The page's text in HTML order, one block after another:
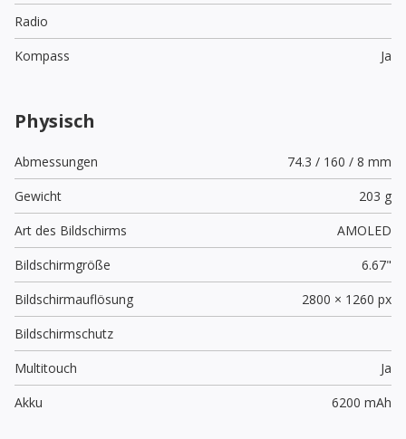
Radio
Kompass
Ja
Physisch
Abmessungen
74.3 / 160 / 8 mm
Gewicht
203 g
Art des Bildschirms
AMOLED
Bildschirmgröße
6.67"
Bildschirmauflösung
2800 × 1260 px
Bildschirmschutz
Multitouch
Ja
Akku
6200 mAh